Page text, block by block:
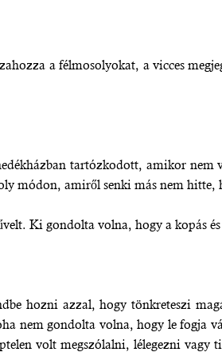
a félmosolyokat, a vicces
tartózkodott, amikor
módon, amiről senki más nem hitte,
Ki gondolta volna, hogy a kopás és
hozni azzal, hogy tönkreteszi
nem gondolta volna, hogy le fogja
volt megszólalni, lélegezni